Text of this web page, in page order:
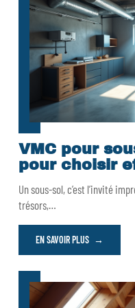
VMC pour
pour choisir
Un sous-sol, c’est l’invité
trésors,…
EN SAVOIR PLUS